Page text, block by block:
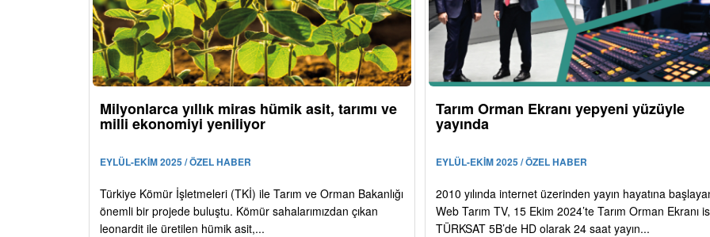
Milyonlarca yıllık miras hümik asit, tarımı ve
milli ekonomiyi yeniliyor
EYLÜL-EKİM 2025 / ÖZEL HABER
Türkiye Kömür İşletmeleri (TKİ) ile Tarım ve Orman Bakanlığı
önemli bir projede buluştu. Kömür sahalarımızdan çıkan
leonardit ile üretilen hümik asit,...
Tarım Orman Ekranı yepyeni yüzüyle
yayında
EYLÜL-EKİM 2025 / ÖZEL HABER
2010 yılında internet üzerinden yayın hayatına
Web Tarım TV, 15 Ekim 2024’te Tarım Orman Ekranı
TÜRKSAT 5B’de HD olarak 24 saat yayın...